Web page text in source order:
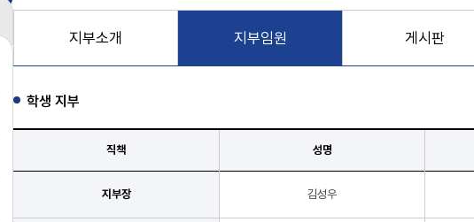
지부소개 지부임원 게시판
학생 지부
직책 성명
지부장 김성우